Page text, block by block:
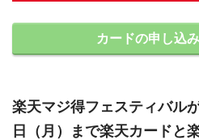
カードの申し込
楽天マジ得フェスティバル
日（月）まで楽天カードと